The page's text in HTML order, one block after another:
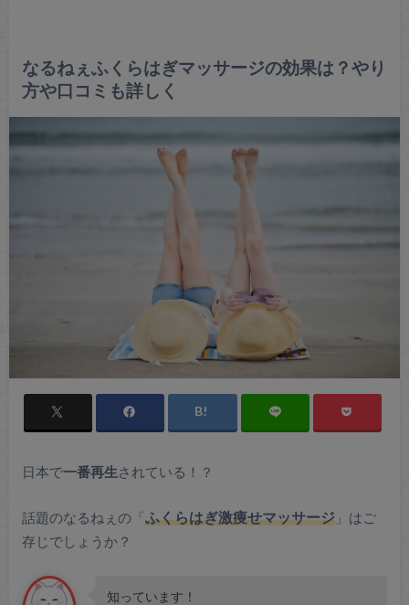
なるねぇふくらはぎマッサージの効果は？やり
方や口コミも詳しく
日本で一番再生されている！？
話題のなるねぇの「ふくらはぎ激痩せマッサージ」はご
存じでしょうか？
知っています！